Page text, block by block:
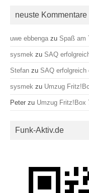
neuste Kommentare
uwe ebbenga zu Spaß am
sysmek zu SAQ
Stefan zu SAQ erfolgreich
sysmek zu Umzug
Peter zu Umzug Fritz!Box
Funk-Aktiv.de